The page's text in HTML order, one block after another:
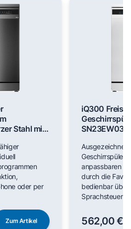
Stahl mit
oder per
Zum Artikel
iQ300
Geschirrspüler
anpassbaren
durch die
bedienbar über
562,00 €